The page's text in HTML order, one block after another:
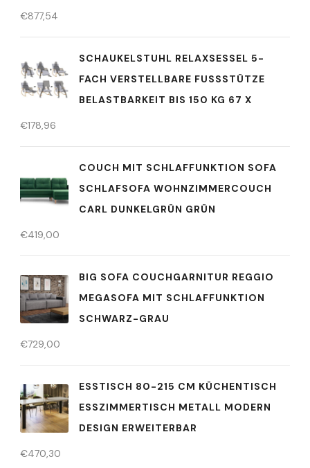
€877,54
SCHAUKELSTUHL RELAXSESSEL 5-
FACH VERSTELLBARE FUSSSTÜTZE B
ELASTBARKEIT BIS 150 KG 67 X
€178,96
COUCH MIT SCHLAFFUNKTION SOFA
SCHLAFSOFA WOHNZIMMERCOUCH
CARL DUNKELGRÜN GRÜN
€419,00
BIG SOFA COUCHGARNITUR REGGIO
MEGASOFA MIT SCHLAFFUNKTION
SCHWARZ-GRAU
€729,00
ESSTISCH 80-215 CM KÜCHENTISCH
ESSZIMMERTISCH METALL MODERN
DESIGN ERWEITERBAR
€470,30